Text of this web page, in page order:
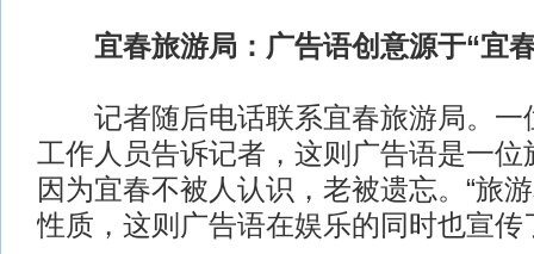
宜春旅游局：广告语创意源于“宜
记者随后电话联系宜春旅游局。一
工作人员告诉记者，这则广告语是一位
因为宜春不被人认识，老被遗忘。“旅
性质，这则广告语在娱乐的同时也宣传